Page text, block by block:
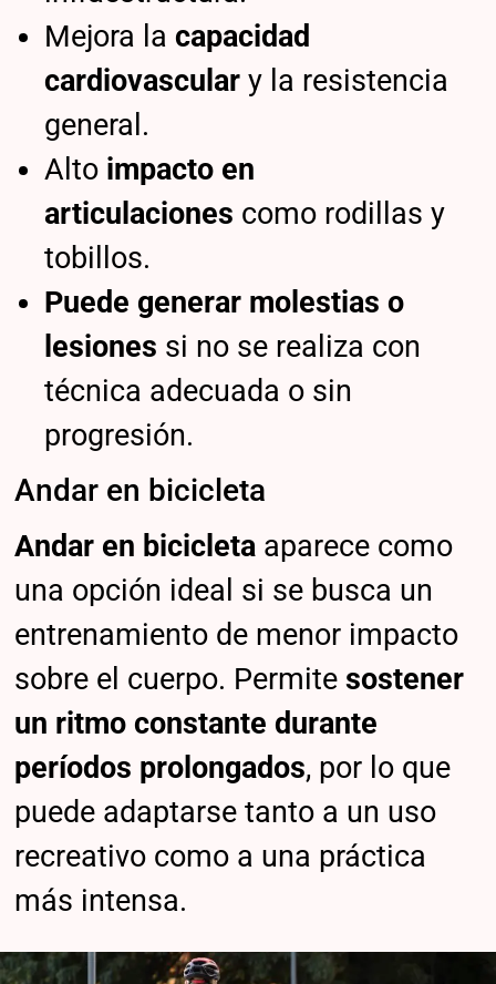
Mejora la capacidad
cardiovascular y la resistencia
general.
Alto impacto en
articulaciones como rodillas y
tobillos.
Puede generar molestias o
lesiones si no se realiza con
técnica adecuada o sin
progresión.
Andar en bicicleta
Andar en bicicleta aparece como
una opción ideal si se busca un
entrenamiento de menor impacto
sobre el cuerpo. Permitesostener
un ritmo constante durante
períodos prolongados, por lo que
puede adaptarse tanto a un uso
recreativo como a una práctica
más intensa.